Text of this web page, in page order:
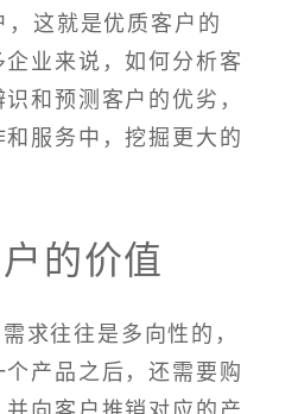
这就是优质客户的
业来说，如何分析客
和预测客户的优劣，
服务中，挖掘更大的
的价值
求往往是多向性的，
产品之后，还需要购